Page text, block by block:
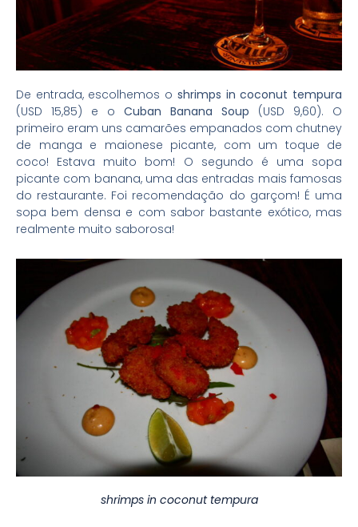
De entrada, escolhemos o shrimps in coconut tempura
(USD 15,85) e o Cuban Banana Soup (USD 9,60). O
primeiro eram uns camarões empanados com chutney
de manga e maionese picante, com um toque de
coco! Estava muito bom! O segundo é uma sopa
picante com banana, uma das entradas mais famosas
do restaurante. Foi recomendação do garçom! É uma
sopa bem densa e com sabor bastante exótico, mas
realmente muito saborosa!
shrimps in coconut tempura